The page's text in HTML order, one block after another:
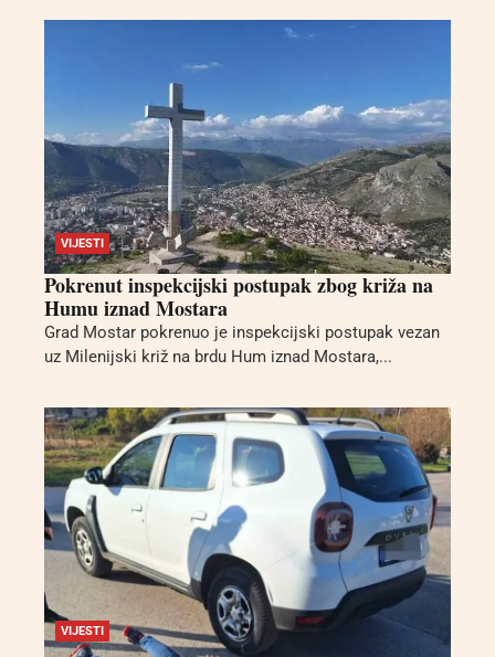
VIJESTI
Pokrenut inspekcijski postupak zbog križa na
Humu iznad Mostara
Grad Mostar pokrenuo je inspekcijski postupak vezan
uz Milenijski križ na brdu Hum iznad Mostara,...
VIJESTI